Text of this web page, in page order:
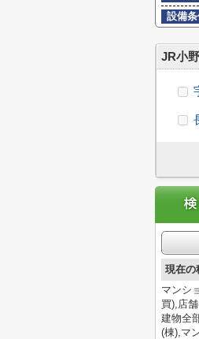
設備条
JR小
現在の
マンシ
買),店
建物全
(棟),マ